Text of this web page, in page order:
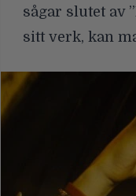
sågar slutet av
sitt verk, kan